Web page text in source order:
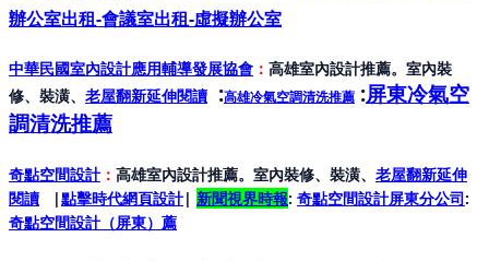
辦公室出租-會議室出租-虛擬辦公室
中華民國室內設計應用輔導發展協會 ： 高雄室內設計推薦。室內裝
修、裝潢、 老屋翻新延伸閱讀 :高雄冷氣空調清洗推薦 :屏東冷氣空
調清洗推薦
奇點空間設計： 高雄室內設計推薦。室內裝修、裝潢、 老屋翻新延伸
閱讀 |點擊時代網頁設計| 新聞視界時報: 奇點空間設計屏東分公司:
奇點空間設計（屏東） 薦